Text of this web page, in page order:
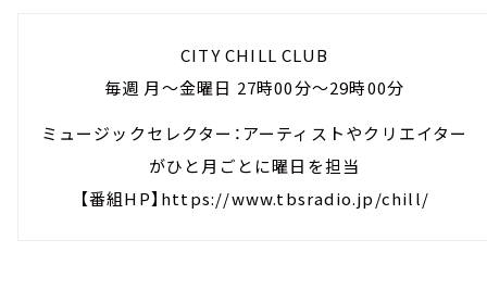
CITY CHILL CLUB
毎週 月～金曜日 27時00分～29時00分
ミュージックセレクター：アーティストやクリエイター
がひと月ごとに曜日を担当
【番組HP】https://www.tbsradio.jp/chill/